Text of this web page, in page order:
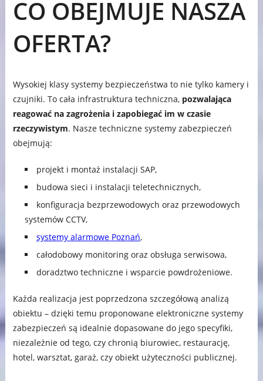
CO OBEJMUJE NASZA
OFERTA?
Wysokiej klasy systemy bezpieczeństwa to nie tylko kamery i
czujniki. To cała infrastruktura techniczna, pozwalająca
reagować na zagrożenia i zapobiegać im w czasie
rzeczywistym. Nasze techniczne systemy zabezpieczeń
obejmują:
projekt i montaż instalacji SAP,
budowa sieci i instalacji teletechnicznych,
konfiguracja bezprzewodowych oraz przewodowych
systemów CCTV,
systemy alarmowe Poznań,
całodobowy monitoring oraz obsługa serwisowa,
doradztwo techniczne i wsparcie powdrożeniowe.
Każda realizacja jest poprzedzona szczegółową analizą
obiektu – dzięki temu proponowane elektroniczne systemy
zabezpieczeń są idealnie dopasowane do jego specyfiki,
niezależnie od tego, czy chronią biurowiec, restaurację,
hotel, warsztat, garaż, czy obiekt użyteczności publicznej.